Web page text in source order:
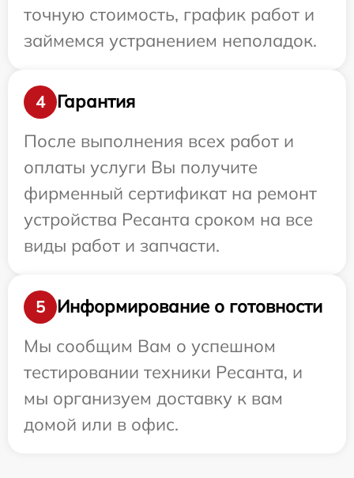
точную стоимость, график работ и
займемся устранением неполадок.
4
Гарантия
После выполнения всех работ и
оплаты услуги Вы получите
фирменный сертификат на ремонт
устройства Ресанта сроком на все
виды работ и запчасти.
5
Информирование о готовности
Мы сообщим Вам о успешном
тестировании техники Ресанта, и
мы организуем доставку к вам
домой или в офис.